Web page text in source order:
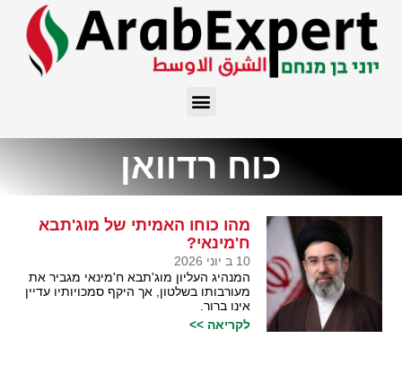
כוח רדוואן
מהו כוחו האמיתי של מוג'תבא
ח'מינאי?
10 ב יוני 2026
המנהיג העליון מוג'תבא ח'מינאי מגביר את
מעורבותו בשלטון, אך היקף סמכויותיו עדיין
אינו ברור.
לקריאה >>